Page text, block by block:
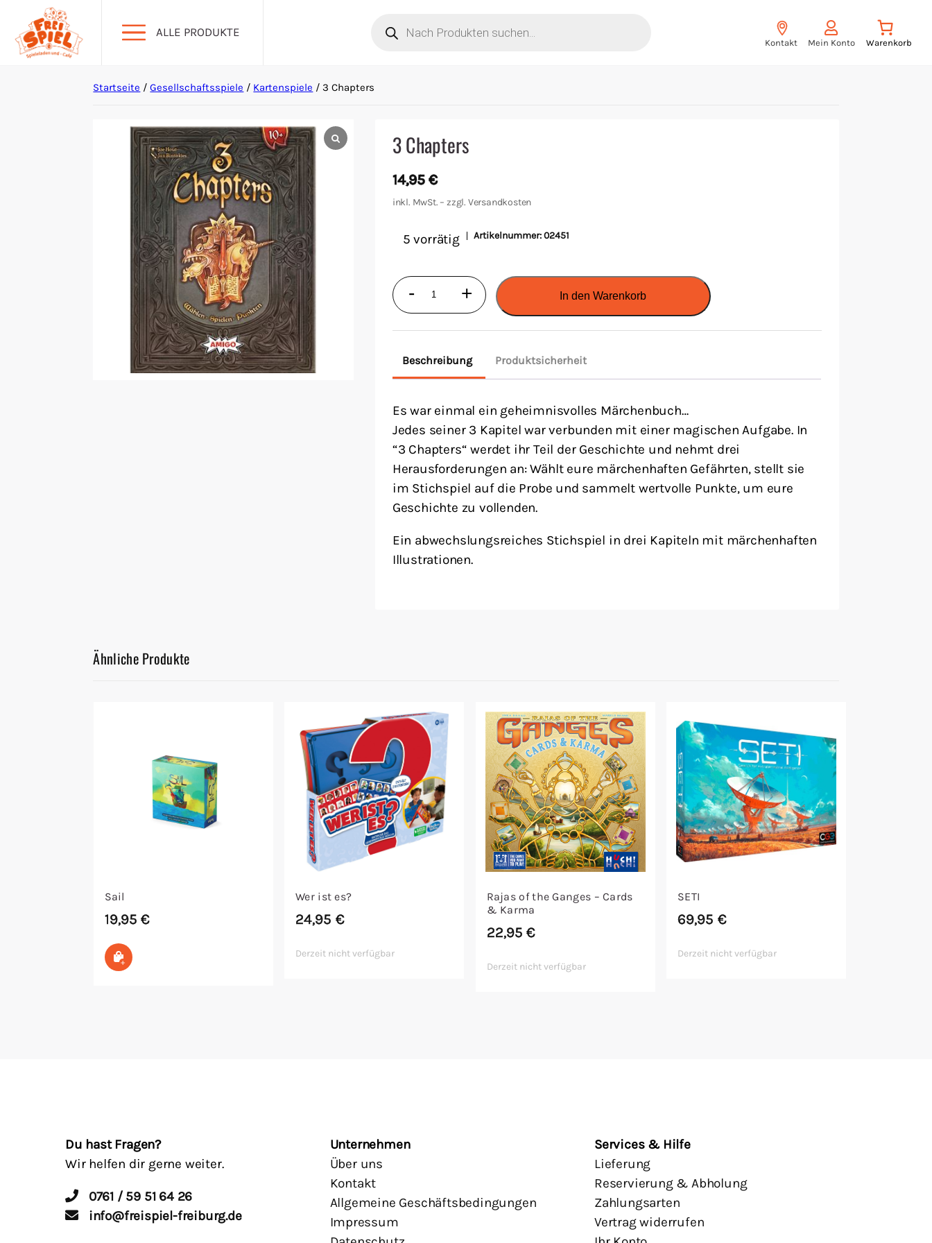
ALLE PRODUKTE
search
Kontakt Mein Konto
Startseite /Gesellschaftsspiele / Kartenspiele / 3 Chapters
3 Chapters
14,95€
inkl. MwSt. – zzgl. Versandkosten
5 vorrätig Artikelnummer:02451
-
Chapters
Menge
+ In den Warenkorb
Beschreibung Produktsicherheit
Es war einmal ein geheimnisvolles Märchenbuch…
Jedes seiner 3 Kapitel war verbunden mit einer magischen Aufgabe. In
“3 Chapters“ werdet ihr Teil der Geschichte und nehmt drei
Herausforderungen an: Wählt eure märchenhaften Gefährten, stellt sie
im Stichspiel auf die Probe und sammelt wertvolle Punkte, um eure
Geschichte zu vollenden.
Ein abwechslungsreiches Stichspiel in drei Kapiteln mit märchenhaften
Illustrationen.
Ähnliche Produkte
Sail
19,95€
In den Warenkorb
Wer ist es?
24,95 €
Derzeit nicht verfügbar
Rajas of the Ganges – Cards
& Karma
22,95€
Derzeit nicht verfügbar
SETI
69,95 €
Derzeit nicht verfügbar
Du hast Fragen?
Wir helfen dir gerne weiter.
0761 / 59 51 64 26
info@freispiel-freiburg.de
Unternehmen
Über uns
Kontakt
Allgemeine Geschäftsbedingungen
Impressum
Services & Hilfe
Lieferung
Reservierung & Abholung
Zahlungsarten
Vertrag widerrufen